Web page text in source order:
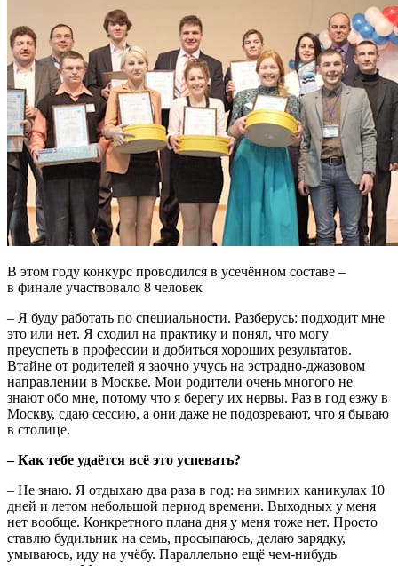
В этом году конкурс проводился в усечённом составе –
в финале участвовало 8 человек
– Я буду работать по специальности. Разберусь: подходит мне
это или нет. Я сходил на практику и понял, что могу
преуспеть в профессии и добиться хороших результатов.
Втайне от родителей я заочно учусь на эстрадно-джазовом
направлении в Москве. Мои родители очень многого не
знают обо мне, потому что я берегу их нервы. Раз в год езжу в
Москву, сдаю сессию, а они даже не подозревают, что я бываю
в столице.
– Как тебе удаётся всё это успевать?
– Не знаю. Я отдыхаю два раза в год: на зимних каникулах 10
дней и летом небольшой период времени. Выходных у меня
нет вообще. Конкретного плана дня у меня тоже нет. Просто
ставлю будильник на семь, просыпаюсь, делаю зарядку,
умываюсь, иду на учёбу. Параллельно ещё чем-нибудь